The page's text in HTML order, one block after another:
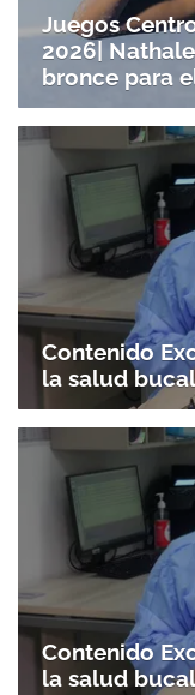
Gracias
Juegos
2026|
bronce para
Contenido
la salud bucal
Contenido
la salud bucal